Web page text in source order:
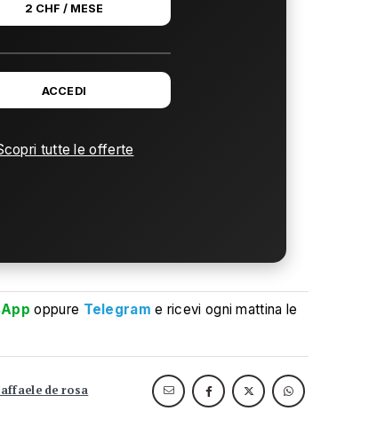
2 CHF / MESE
ACCEDI
tutte le offerte
oppure Telegram e ricevi ogni mattina le
de rosa